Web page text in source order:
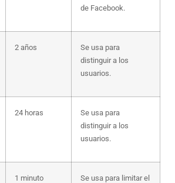
de Facebook.
2 años
Se usa para
distinguir a los
usuarios.
24 horas
Se usa para
distinguir a los
usuarios.
1 minuto
Se usa para limitar el